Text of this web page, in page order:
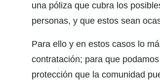
una póliza que cubra los
personas, y que estos sean
Para ello y en estos casos lo
contratación; para que
protección que la comunidad